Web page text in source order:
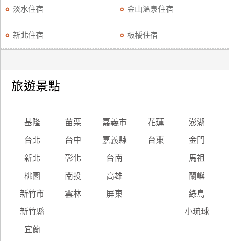
淡水住宿 金山溫泉住宿
新北住宿 板橋住宿
旅遊景點
基隆 苗栗 嘉義市 花蓮 澎湖
台北 台中 嘉義縣 台東 金門
新北 彰化 台南 馬祖
桃園 南投 高雄 蘭嶼
新竹市 雲林 屏東 綠島
新竹縣 小琉球
宜蘭